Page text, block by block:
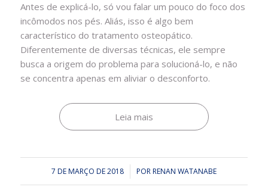
Antes de explicá-lo, só vou falar um pouco do foco dos
incômodos nos pés. Aliás, isso é algo bem
característico do tratamento osteopático.
Diferentemente de diversas técnicas, ele sempre
busca a origem do problema para solucioná-lo, e não
se concentra apenas em aliviar o desconforto.
Leia mais
7 DE MARÇO DE 2018
/ PORRENAN WATANABE